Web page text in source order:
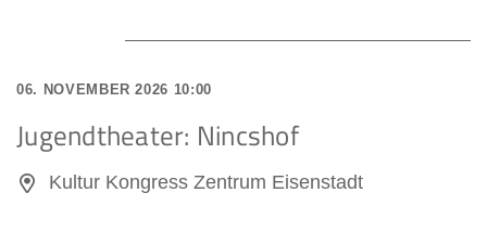
06. NOVEMBER 2026 10:00
Jugendtheater: Nincshof
Kultur Kongress Zentrum Eisenstadt